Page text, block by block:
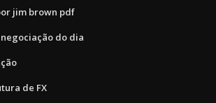
jim brown pdf
do dia
de FX